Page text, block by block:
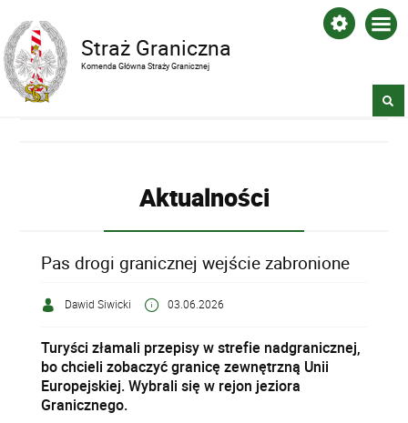
Straż Graniczna
Komenda Główna Straży Granicznej
Aktualności
Pas drogi granicznej wejście zabronione
Dawid Siwicki 03.06.2026
Turyści złamali przepisy w strefie nadgranicznej,
bo chcieli zobaczyć granicę zewnętrzną Unii
Europejskiej. Wybrali się w rejon jeziora
Granicznego.